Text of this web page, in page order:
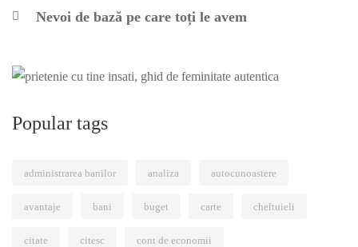
Nevoi de bază pe care toți le avem
Popular tags
administrarea banilor analiza autocunoastere
avantaje bani buget carte cheltuieli
citate citesc cont de economii